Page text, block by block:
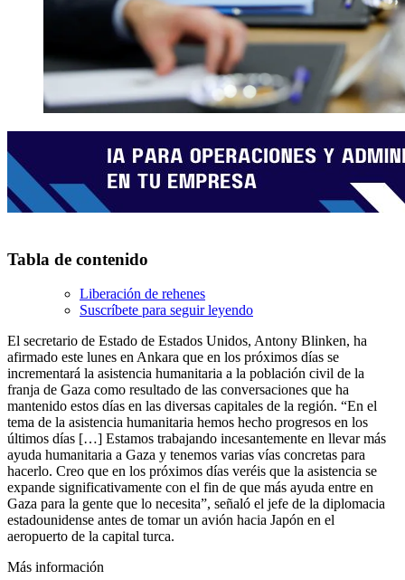
Tabla de contenido
Liberación de rehenes
Suscríbete para seguir leyendo
El secretario de Estado de Estados Unidos, Antony Blinken, ha
afirmado este lunes en Ankara que en los próximos días se
incrementará la asistencia humanitaria a la población civil de la
franja de Gaza como resultado de las conversaciones que ha
mantenido estos días en las diversas capitales de la región. “En el
tema de la asistencia humanitaria hemos hecho progresos en los
últimos días […] Estamos trabajando incesantemente en llevar más
ayuda humanitaria a Gaza y tenemos varias vías concretas para
hacerlo. Creo que en los próximos días veréis que la asistencia se
expande significativamente con el fin de que más ayuda entre en
Gaza para la gente que lo necesita”, señaló el jefe de la diplomacia
estadounidense antes de tomar un avión hacia Japón en el
aeropuerto de la capital turca.
Más información